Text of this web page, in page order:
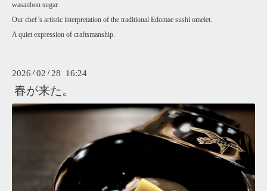
wasanbon sugar.
Our chef’s artistic interpretation of the traditional Edomae sushi omelet.
A quiet expression of craftsmanship.
2026 /02 / 28 16:24
春が来た。